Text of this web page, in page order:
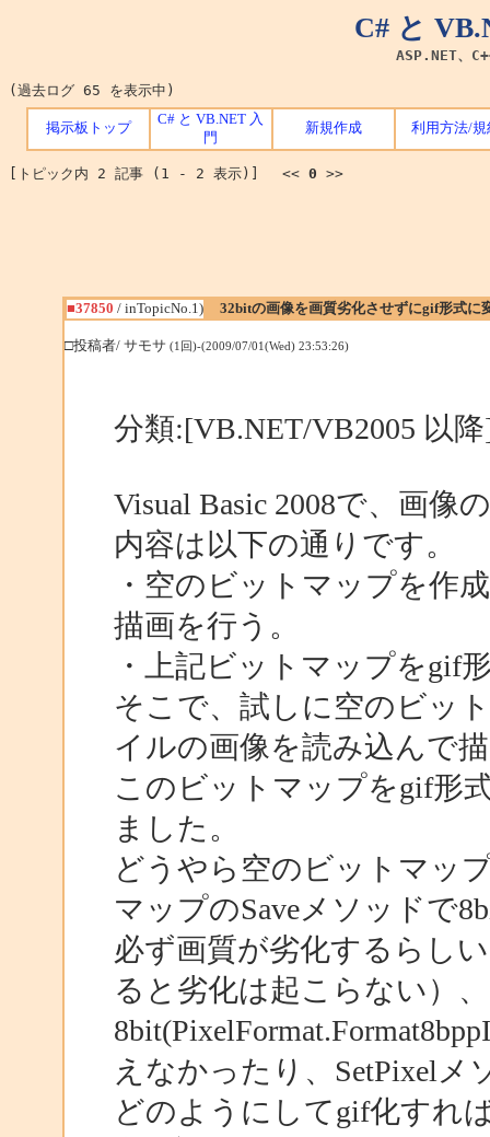
C# と
ASP.NET、
(過去ログ 65 を表示中)
掲示板トップ
C# と VB.NET 入
門
新規作成 利用方法/規
[トピック内 2 記事 (1 - 2 表示)] << 0 >>
■37850 / inTopicNo.1) 32bitの画像を画質劣化させずにgif形式に
□投稿者/ サモサ (1回)-(2009/07/01(Wed) 23:53:26)
分類:[VB.NET/VB2005 以
Visual Basic 2008で、画
内容は以下の通りです。
・空のビットマップを作
描画を行う。
・上記ビットマップをgif
そこで、試しに空のビッ
イルの画像を読み込んで
このビットマップをgif形
ました。
どうやら空のビットマッ
マップのSaveメソッドで
必ず画質が劣化するらし
ると劣化は起こらない）
えなかったり、SetPixel
どのようにしてgif化すれ